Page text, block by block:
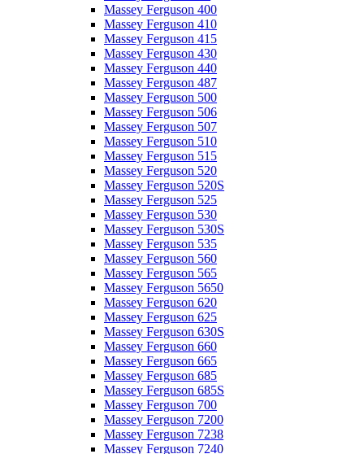
Massey Ferguson 400
Massey Ferguson 410
Massey Ferguson 415
Massey Ferguson 430
Massey Ferguson 440
Massey Ferguson 487
Massey Ferguson 500
Massey Ferguson 506
Massey Ferguson 507
Massey Ferguson 510
Massey Ferguson 515
Massey Ferguson 520
Massey Ferguson 520S
Massey Ferguson 525
Massey Ferguson 530
Massey Ferguson 530S
Massey Ferguson 535
Massey Ferguson 560
Massey Ferguson 565
Massey Ferguson 5650
Massey Ferguson 620
Massey Ferguson 625
Massey Ferguson 630S
Massey Ferguson 660
Massey Ferguson 665
Massey Ferguson 685
Massey Ferguson 685S
Massey Ferguson 700
Massey Ferguson 7200
Massey Ferguson 7238
Massey Ferguson 7240